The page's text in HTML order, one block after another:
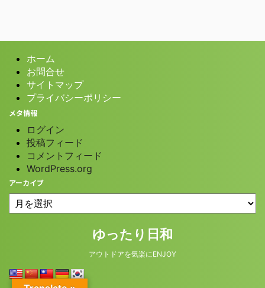
ホーム
お問合せ
サイトマップ
プライバシーポリシー
メタ情報
ログイン
投稿フィード
コメントフィード
WordPress.org
アーカイブ
ゆったり日和
アウトドアを気楽にENJOY
© 2026 ゆったり日和